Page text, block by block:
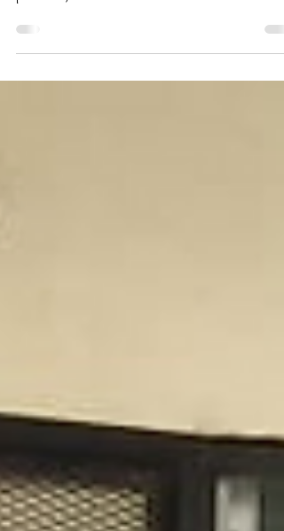
"Comida real y posible" ("Alimentation réelle et
possible") dans le cadre du...